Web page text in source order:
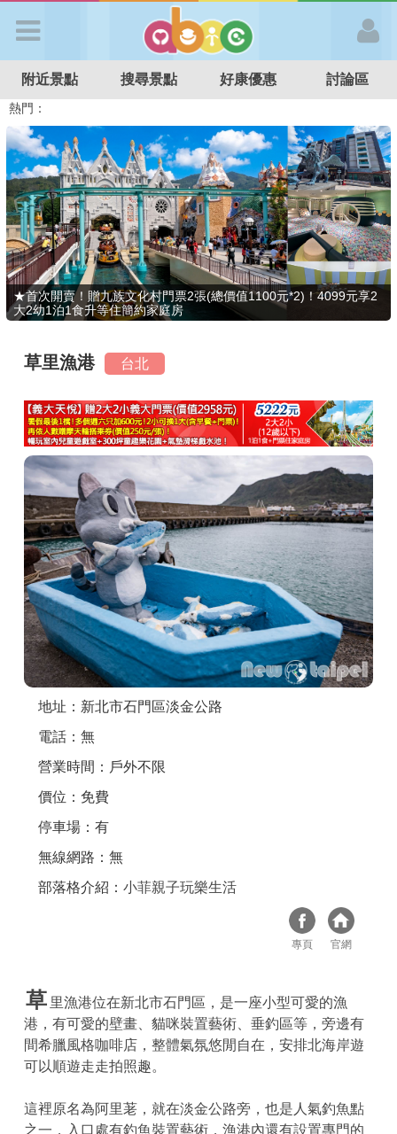
APP登入
首 頁
搜尋景點
好康優惠
最新消息
最新留言
商家合作
推薦景點
討論區
聯絡我們
APP下載
附近景點 搜尋景點 好康優惠 討論區
熱門：
特色遊戲場
親子住房優惠 台北親子餐廳 溫泉泡湯SPA
★首次開賣！贈九族文化村門票2張(總價值1100元*2)！4099元享2
大2幼1泊1食升等住簡約家庭房
草里漁港 台北
地址：新北市石門區淡金公路
電話：無
營業時間：戶外不限
價位：免費
停車場：有
無線網路：無
部落格介紹： 小菲親子玩樂生活
專頁 官網
草 里漁港位在新北市石門區，是一座小型可愛的漁
港，有可愛的壁畫、貓咪裝置藝術、垂釣區等，旁邊有
間希臘風格咖啡店，整體氣氛悠閒自在，安排北海岸遊
可以順遊走走拍照趣。
這裡原名為阿里荖，就在淡金公路旁，也是人氣釣魚點
之一，入口處有釣魚裝置藝術，漁港內還有設置專門的